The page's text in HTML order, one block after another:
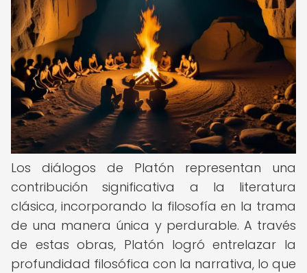
Los diálogos de Platón representan una
contribución significativa a la literatura
clásica, incorporando la filosofía en la trama
de una manera única y perdurable. A través
de estas obras, Platón logró entrelazar la
profundidad filosófica con la narrativa, lo que